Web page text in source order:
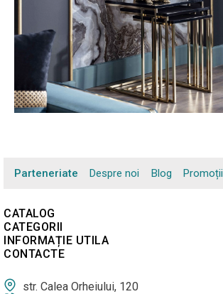
Parteneriate Despre noi Blog Promoții
CATALOG
CATEGORII
INFORMAȚIE UTILA
CONTACTE
str. Calea Orheiului, 120